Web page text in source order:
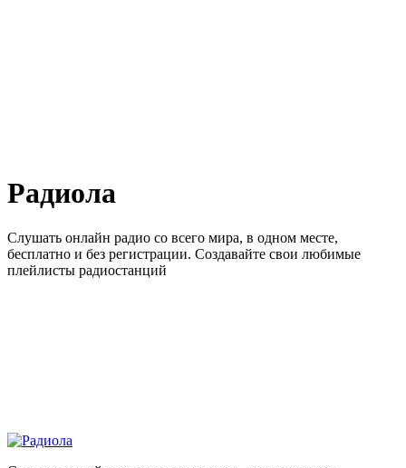
Радиола
Слушать онлайн радио со всего мира, в одном месте,
бесплатно и без регистрации. Создавайте свои любимые
плейлисты радиостанций